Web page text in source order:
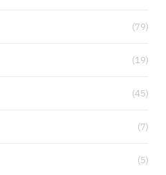
(79)
(19)
(45)
(7)
(5)